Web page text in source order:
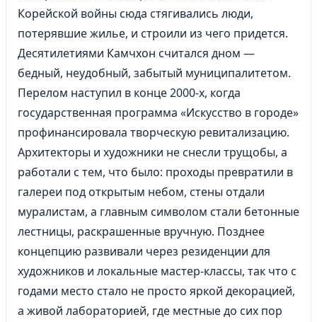
Корейской войны сюда стягивались люди,
потерявшие жилье, и строили из чего придется.
Десятилетиями Камчхон считался дном —
бедный, неудобный, забытый муниципалитетом.
Перелом наступил в конце 2000-х, когда
государственная программа «Искусство в городе»
профинансировала творческую ревитализацию.
Архитекторы и художники не снесли трущобы, а
работали с тем, что было: проходы превратили в
галереи под открытым небом, стены отдали
муралистам, а главным символом стали бетонные
лестницы, раскрашенные вручную. Позднее
концепцию развивали через резиденции для
художников и локальные мастер-классы, так что с
годами место стало не просто яркой декорацией,
а живой лабораторией, где местные до сих пор